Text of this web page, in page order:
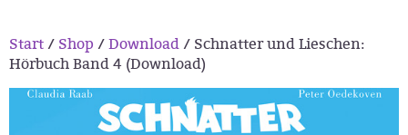
Start/ Shop /Download/ Schnatter und Lieschen:
Hörbuch Band 4 (Download)